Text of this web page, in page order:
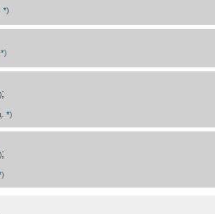
*)
*)
;
*)
;
)